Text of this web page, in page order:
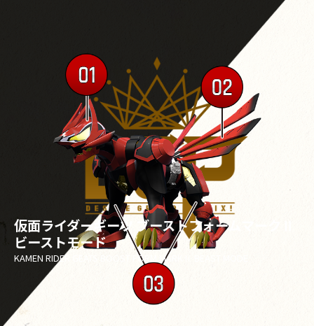
仮面ライダーギーツ ブーストフォームマークⅡ
ビーストモード
KAMEN RIDER GEATS BOOST FORM MARKⅡ BEAST MODE